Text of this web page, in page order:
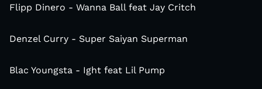
Flipp Dinero - Wanna Ball feat Jay Critch
Denzel Curry - Super Saiyan Superman
Blac Youngsta - Ight feat Lil Pump